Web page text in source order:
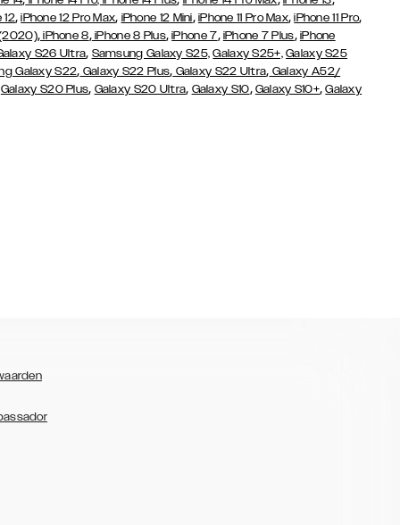
12,iPhone 12 Pro Max, iPhone 12 Mini, iPhone 11 Pro Max,iPhone 11 Pro,
,iPhone 8,iPhone 8 Plus,iPhone 7, iPhone 7 Plus, iPhone
S26 Ultra, Samsung Galaxy S25, Galaxy S25+, Galaxy S25
Galaxy S22, Galaxy S22 Plus, Galaxy S22 Ultra, Galaxy A52/
Galaxy S20 Plus, Galaxy S20 Ultra, Galaxy S10, Galaxy S10+,Galaxy